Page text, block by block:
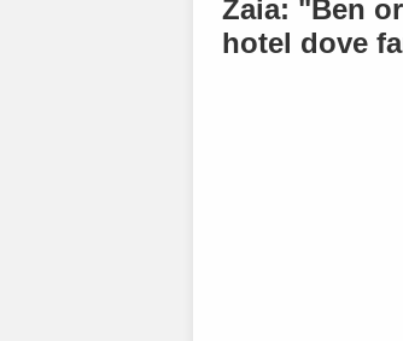
Zaia: "Ben
hotel dove